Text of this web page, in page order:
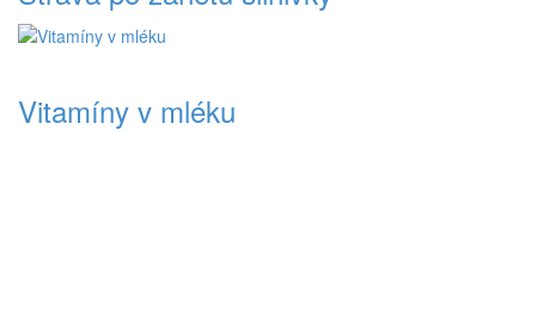
Vitamíny v mléku